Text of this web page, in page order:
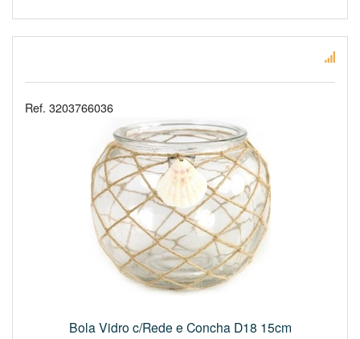
Ref. 3203766036
Bola Vidro c/Rede e Concha D18 15cm